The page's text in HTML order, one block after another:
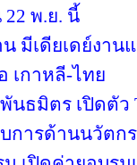
22 พ.ย. นี้
มีเดียเดย์งา
เกาหลี-ไทย
นธมิตร เปิดตัว
การด้านนวัตก